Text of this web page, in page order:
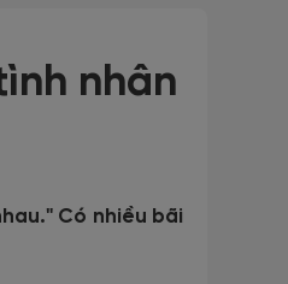
nhân
Có nhiều bãi